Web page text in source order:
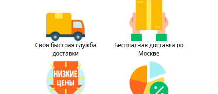
Своя быстрая служба
доставки
Бесплатная доставка по
Москве